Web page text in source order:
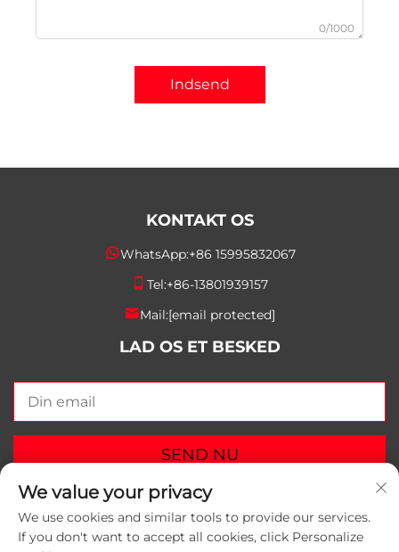
0/1000
Indsend
KONTAKT OS
WhatsApp:+86 15995832067
Tel:+86-13801939157
Mail:[email protected]
LAD OS ET BESKED
SEND NU
We value your privacy
We use cookies and similar tools to provide our services.
If you don't want to accept all cookies, click Personalize